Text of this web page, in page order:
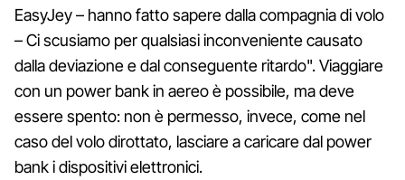
EasyJey – hanno fatto sapere dalla compagnia di volo
– Ci scusiamo per qualsiasi inconveniente causato
dalla deviazione e dal conseguente ritardo". Viaggiare
con un power bank in aereo è possibile, ma deve
essere spento: non è permesso, invece, come nel
caso del volo dirottato, lasciare a caricare dal power
bank i dispositivi elettronici.